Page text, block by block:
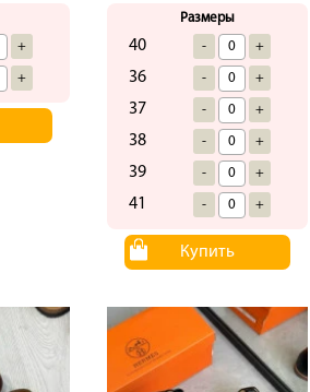
+
+
Размеры
40 - +
36 - +
37 - +
38 - +
39 - +
41 - +
Купить